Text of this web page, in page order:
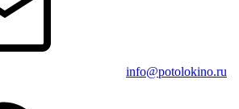
info@potolokino.ru